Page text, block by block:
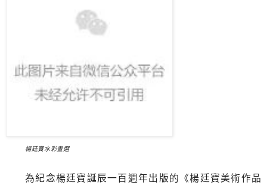
楊廷寶水彩畫選
為紀念楊廷寶誕辰一百週年出版的《楊廷寶美術作品